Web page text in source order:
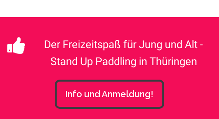
Der Freizeitspaß für Jung und Alt -
Stand Up Paddling in Thüringen
Info und Anmeldung!